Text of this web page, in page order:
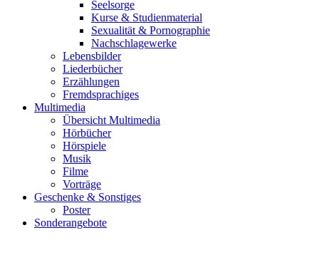
Seelsorge
Kurse & Studienmaterial
Sexualität & Pornographie
Nachschlagewerke
Lebensbilder
Liederbücher
Erzählungen
Fremdsprachiges
Multimedia
Übersicht Multimedia
Hörbücher
Hörspiele
Musik
Filme
Vorträge
Geschenke & Sonstiges
Poster
Sonderangebote